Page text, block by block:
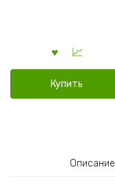
Купить
Описание